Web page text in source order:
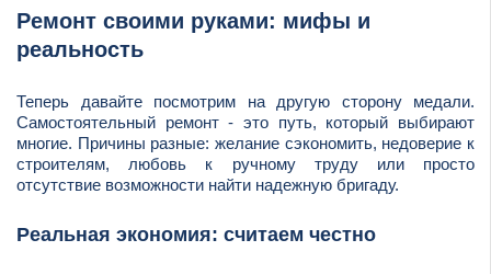
Ремонт своими руками: мифы и
реальность
Теперь давайте посмотрим на другую сторону медали.
Самостоятельный ремонт - это путь, который выбирают
многие. Причины разные: желание сэкономить, недоверие к
строителям, любовь к ручному труду или просто
отсутствие возможности найти надежную бригаду.
Реальная экономия: считаем честно